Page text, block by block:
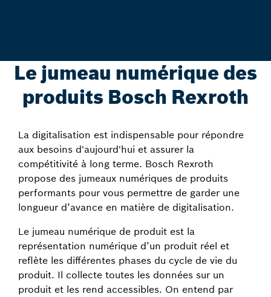
Le jumeau numérique des
produits Bosch Rexroth
La digitalisation est indispensable pour répondre
aux besoins d'aujourd'hui et assurer la
compétitivité à long terme. Bosch Rexroth
propose des jumeaux numériques de produits
performants pour vous permettre de garder une
longueur d’avance en matière de digitalisation.
Le jumeau numérique de produit est la
représentation numérique d’un produit réel et
reflète les différentes phases du cycle de vie du
produit. Il collecte toutes les données sur un
produit et les rend accessibles. On entend par